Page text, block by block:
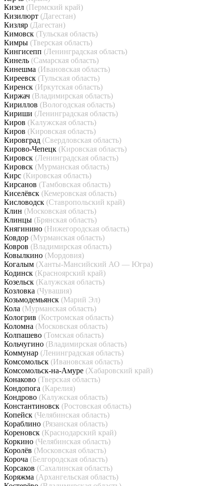
Кизел (Пермский край)
Кизилюрт (Дагестан)
Кизляр (Дагестан)
Кимовск (Тульская область)
Кимры (Тверская область)
Кингисепп (Ленинградская область)
Кинель (Самарская область)
Кинешма (Ивановская область)
Киреевск (Тульская область)
Киренск (Иркутская область)
Киржач (Владимирская область)
Кириллов (Вологодская область)
Кириши (Ленинградская область)
Киров (Калужская область)
Киров (Кировская область)
Кировград (Свердловская область)
Кирово-Чепецк (Кировская область)
Кировск (Ленинградская область)
Кировск (Мурманская область)
Кирс (Кировская область)
Кирсанов (Тамбовская область)
Киселёвск (Кемеровская область)
Кисловодск (Ставропольский край)
Клин (Московская область)
Клинцы (Брянская область)
Княгинино (Нижегородская область)
Ковдор (Мурманская область)
Ковров (Владимирская область)
Ковылкино (Мордовия)
Когалым (Ханты-Мансийский АО — Югра)
Кодинск (Красноярский край)
Козельск (Калужская область)
Козловка (Чувашия)
Козьмодемьянск (Марий Эл)
Кола (Мурманская область)
Кологрив (Костромская область)
Коломна (Московская область)
Колпашево (Томская область)
Кольчугино (Владимирская область)
Коммунар (Ленинградская область)
Комсомольск (Ивановская область)
Комсомольск-на-Амуре (Хабаровский край)
Конаково (Тверская область)
Кондопога (Карелия)
Кондрово (Калужская область)
Константиновск (Ростовская область)
Копейск (Челябинская область)
Кораблино (Рязанская область)
Кореновск (Краснодарский край)
Коркино (Челябинская область)
Королёв (Московская область)
Короча (Белгородская область)
Корсаков (Сахалинская область)
Коряжма (Архангельская область)